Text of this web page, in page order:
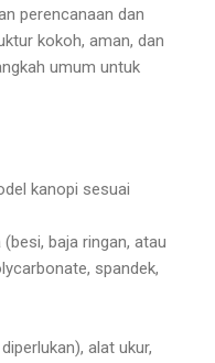
perencanaan dan
kokoh, aman, dan
umum untuk
kanopi sesuai
baja ringan, atau
spandek,
alat ukur,